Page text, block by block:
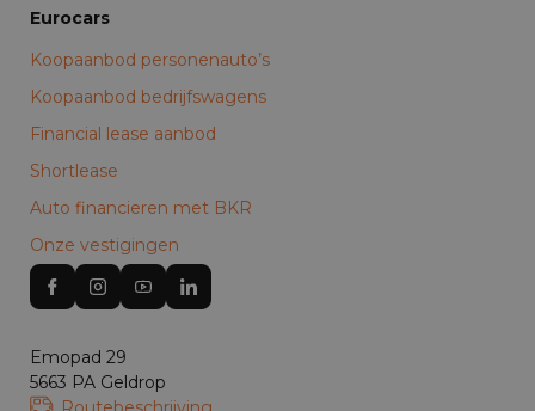
Eurocars
Koopaanbod personenauto’s
Koopaanbod bedrijfswagens
Financial lease aanbod
Shortlease
Auto financieren met BKR
Onze vestigingen
Emopad 29
5663 PA Geldrop